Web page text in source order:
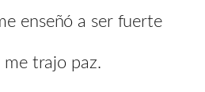
enseñó a ser fuerte
trajo paz.